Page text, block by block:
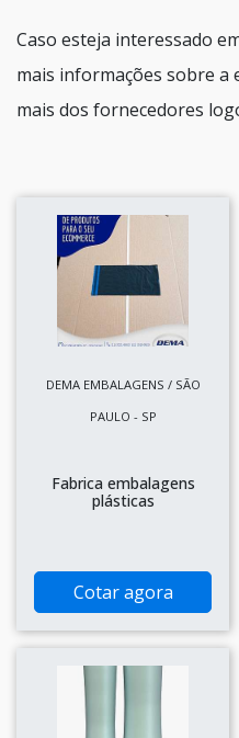
Caso esteja interessado
mais informações sobre a
mais dos fornecedores
DEMA EMBALAGENS / SÃO
PAULO - SP
Fabrica embalagens
plásticas
Cotar agora